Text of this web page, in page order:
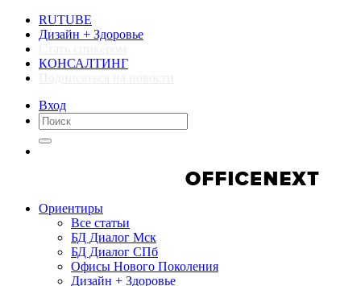
RUTUBE
Дизайн + Здоровье
КОНСАЛТИНГ
Вход
Ориентиры
Все статьи
БД Диалог Мск
БД Диалог СПб
Офисы Нового Поколения
Дизайн + Здоровье